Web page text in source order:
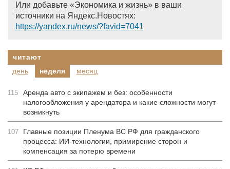
Или добавьте «Экономика и жизнь» в ваши
источники на Яндекс.Новостях:
https://yandex.ru/news/?favid=7041
читают
день
неделя месяц
115
Аренда авто с экипажем и без: особенности
налогообложения у арендатора и какие сложности могут
возникнуть
107
Главные позиции Пленума ВС РФ для гражданского
процесса: ИИ-технологии, примирение сторон и
компенсация за потерю времени